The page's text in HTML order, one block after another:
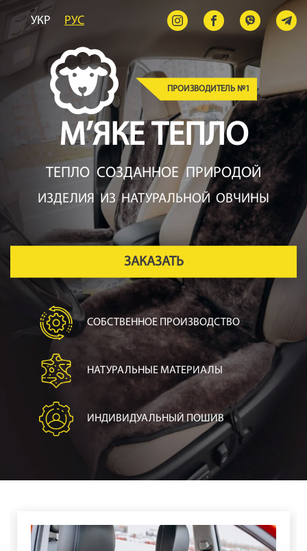
УКР РУС
ПРОИЗВОДИТЕЛЬ №1
М’ЯКЕ ТЕПЛО
ТЕПЛО СОЗДАННОЕ ПРИРОДОЙ
ИЗДЕЛИЯ ИЗ НАТУРАЛЬНОЙ ОВЧИНЫ
ЗАКАЗАТЬ
СОБСТВЕННОЕ ПРОИЗВОДСТВО
НАТУРАЛЬНЫЕ МАТЕРИАЛЫ
ИНДИВИДУАЛЬНЫЙ ПОШИВ